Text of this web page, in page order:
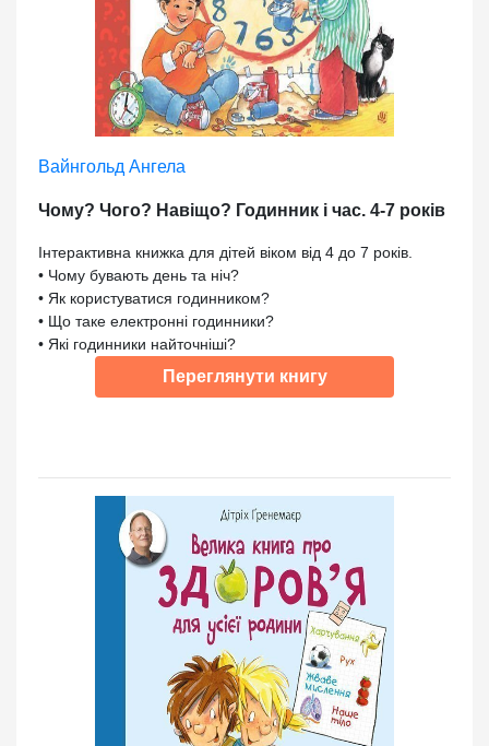
Вайнгольд Ангела
Чому? Чого? Навіщо? Годинник і час. 4-7 років
Інтерактивна книжка для дітей віком від 4 до 7 років.
• Чому бувають день та ніч?
• Як користуватися годинником?
• Що таке електронні годинники?
• Які годинники найточніші?
Переглянути книгу